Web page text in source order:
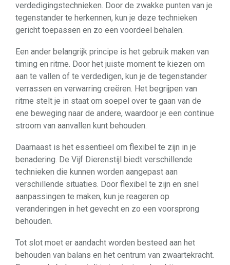
verdedigingstechnieken. Door de zwakke punten van je
tegenstander te herkennen, kun je deze technieken
gericht toepassen en zo een voordeel behalen.
Een ander belangrijk principe is het gebruik maken van
timing en ritme. Door het juiste moment te kiezen om
aan te vallen of te verdedigen, kun je de tegenstander
verrassen en verwarring creëren. Het begrijpen van
ritme stelt je in staat om soepel over te gaan van de
ene beweging naar de andere, waardoor je een continue
stroom van aanvallen kunt behouden.
Daarnaast is het essentieel om flexibel te zijn in je
benadering. De Vijf Dierenstijl biedt verschillende
technieken die kunnen worden aangepast aan
verschillende situaties. Door flexibel te zijn en snel
aanpassingen te maken, kun je reageren op
veranderingen in het gevecht en zo een voorsprong
behouden.
Tot slot moet er aandacht worden besteed aan het
behouden van balans en het centrum van zwaartekracht.